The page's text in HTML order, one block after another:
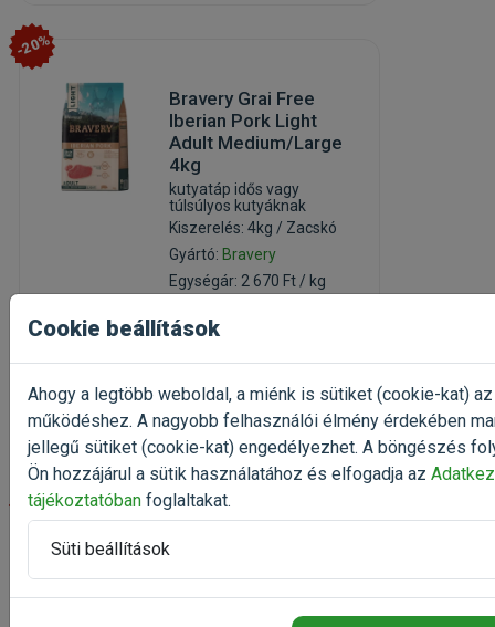
-20%
Bravery Grai Free
Iberian Pork Light
Adult Medium/Large
4kg
kutyatáp idős vagy
túlsúlyos kutyáknak
Kiszerelés: 4kg / Zacskó
Gyártó: Bravery
Egységár: 2 670 Ft / kg
10 680 Ft 13 350 Ft
Kosárba
-30%
Bravery Grain Free
Iberian Pork Light
Adult Mini 7kg
Cookie beállítások
Ahogy a legtöbb weboldal, a miénk is sütiket (cookie-kat)
működéshez. A nagyobb felhasználói élmény érdekében
jellegű sütiket (cookie-kat) engedélyezhet. A böngészés
Ön hozzájárul a sütik használatához és elfogadja az
tájékoztatóban foglaltakat.
Süti beállítások